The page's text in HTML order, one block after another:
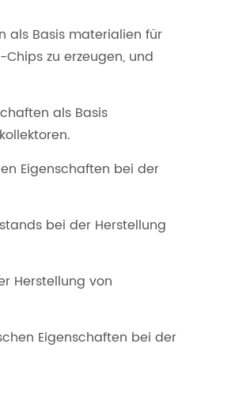
als Basis materialien für
zu erzeugen, und
als Basis
Eigenschaften bei der
bei der Herstellung
Herstellung von
Eigenschaften bei der